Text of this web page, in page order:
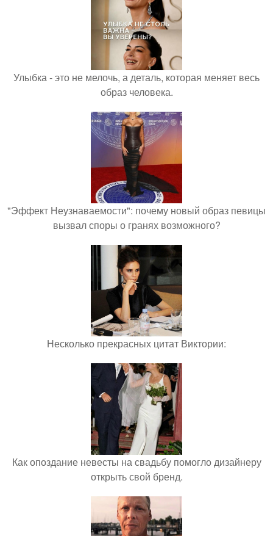
Улыбка - это не мелочь, а деталь, которая меняет весь
образ человека.
"Эффект Неузнаваемости": почему новый образ певицы
вызвал споры о гранях возможного?
Несколько прекрасных цитат Виктории:
Как опоздание невесты на свадьбу помогло дизайнеру
открыть свой бренд.